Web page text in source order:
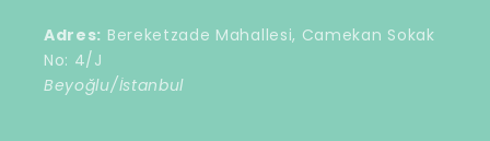
Adres: Bereketzade Mahallesi, Camekan Sokak
No: 4/J
Beyoğlu/İstanbul